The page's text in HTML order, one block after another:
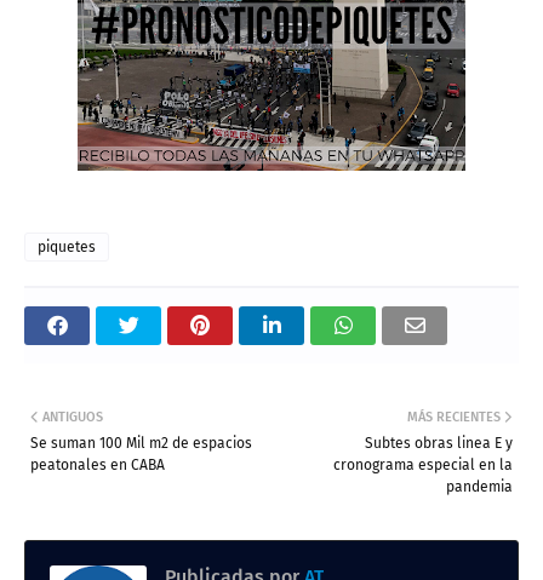
piquetes
MÁS RECIENTES
Subtes obras linea E y
cronograma especial en la
pandemia
ANTIGUOS
Se suman 100 Mil m2 de espacios
peatonales en CABA